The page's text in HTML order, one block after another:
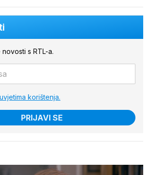
s RTL-a.
uvjetima korištenja.
PRIJAVI SE